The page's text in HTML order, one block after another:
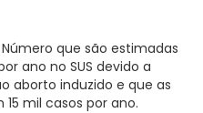
que são estimadas
ano no SUS devido a
aborto induzido e que as
mil casos por ano.